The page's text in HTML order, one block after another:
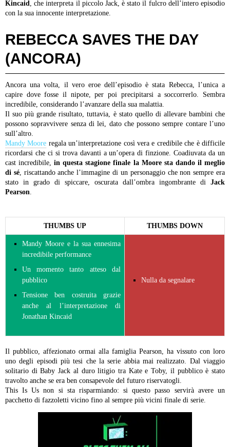
Kincaid, che interpreta il piccolo Jack, è stato il fulcro dell’intero episodio
con la sua innocente interpretazione.
REBECCA SAVES THE DAY
(ANCORA)
Ancora una volta, il vero eroe dell’episodio è stata Rebecca, l’unica a
capire dove fosse il nipote, per poi precipitarsi a soccorrerlo. Sembra
incredibile, considerando l’avanzare della sua malattia.
Il suo più grande risultato, tuttavia, è stato quello di allevare bambini che
possono sopravvivere senza di lei, dato che possono sempre contare l’uno
sull’altro.
Mandy Moore regala un’interpretazione così vera e credibile che è difficile
ricordarsi che ci si trova davanti a un’opera di finzione. Coadiuvata da un
cast incredibile,in questa stagione finale la Moore sta dando il meglio
di sé, riscattando anche l’immagine di un personaggio che non sempre era
stato in grado di spiccare, oscurata dall’ombra ingombrante di Jack
Pearson.
THUMBS UP THUMBS DOWN
Mandy Moore e la sua ennesima
incredibile performance
Un momento tanto atteso dal
pubblico
Tensione ben costruita grazie
anche al l’interpretazione di
Jonathan Kincaid
Nulla da segnalare
Il pubblico, affezionato ormai alla famiglia Pearson, ha vissuto con loro
uno degli episodi più tesi che la serie abbia mai realizzato. Dal viaggio
solitario di Baby Jack al duro litigio tra Kate e Toby, il pubblico è stato
travolto anche se era ben consapevole del futuro riservatogli.
This Is Us non si sta risparmiando: si questo passo servirà avere un
pacchetto di fazzoletti vicino fino al sempre più vicini finale di serie.